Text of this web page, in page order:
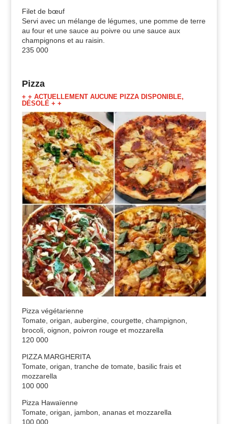
Filet de bœuf
Servi avec un mélange de légumes, une pomme de terre
au four et une sauce au poivre ou une sauce aux
champignons et au raisin.
235 000
Pizza
+ + ACTUELLEMENT AUCUNE PIZZA DISPONIBLE,
DÉSOLÉ + +
Pizza végétarienne
Tomate, origan, aubergine, courgette, champignon,
brocoli, oignon, poivron rouge et mozzarella
120 000
PIZZA MARGHERITA
Tomate, origan, tranche de tomate, basilic frais et
mozzarella
100 000
Pizza Hawaïenne
Tomate, origan, jambon, ananas et mozzarella
100 000